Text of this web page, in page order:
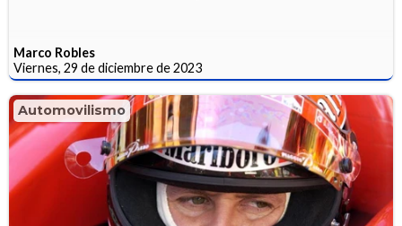
Marco Robles
Viernes, 29 de diciembre de 2023
Automovilismo